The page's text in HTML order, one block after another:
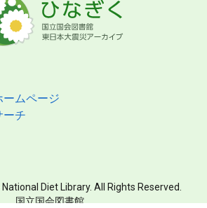
ムページ
ーチ
Diet Library. All Rights Reserved.